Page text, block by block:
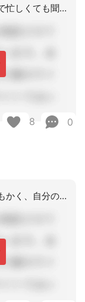
上司は部下に仕事を教えるのが役割なので忙しくても聞いていいんです。そのために、平
8 0
お疲れさまです。業務内容に関してはともかく、自分の置かれている窮状について上司に